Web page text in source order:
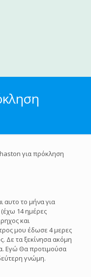
για πρόκληση
αυτο το μήνα για
14 ημέρες
και
μου έδωσε 4 μερες
Δε τα ξεκίνησα ακόμη
Εγώ Θα προτιμούσα
γνώμη.